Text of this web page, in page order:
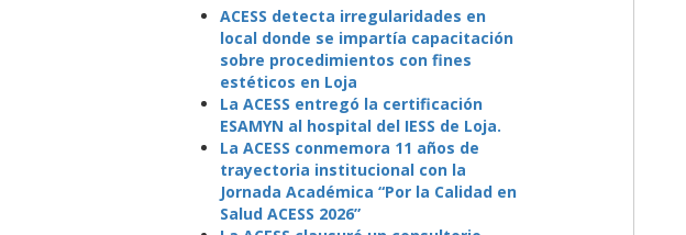
ACESS detecta irregularidades en
local donde se impartía capacitación
sobre procedimientos con fines
estéticos en Loja
La ACESS entregó la certificación
ESAMYN al hospital del IESS de Loja.
La ACESS conmemora 11 años de
trayectoria institucional con la
Jornada Académica “Por la Calidad en
Salud ACESS 2026”